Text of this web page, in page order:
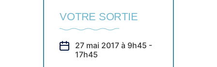
VOTRE SORTIE
27 mai 2017 à 9h45 -
17h45